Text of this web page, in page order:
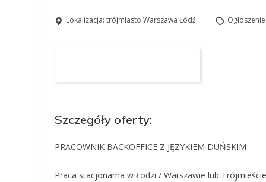
Lokalizacja: trójmiasto Warszawa Łódź
Szczegóły oferty:
PRACOWNIK BACKOFFICE Z JĘZYKIEM DUŃSKIM
Praca stacjonarna w Łodzi / Warszawie lub Trójmieście